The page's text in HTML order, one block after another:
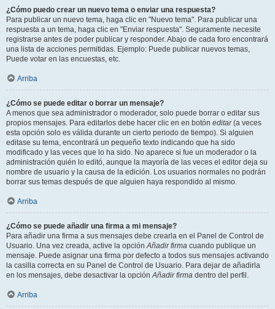
¿Cómo puedo crear un nuevo tema o enviar una respuesta?
Para publicar un nuevo tema, haga clic en "Nuevo tema". Para publicar una
respuesta a un tema, haga clic en "Enviar respuesta". Seguramente necesite
registrarse antes de poder publicar y responder. Abajo de cada foro encontrará
una lista de acciones permitidas. Ejemplo: Puede publicar nuevos temas,
Puede votar en las encuestas, etc.
Arriba
¿Cómo se puede editar o borrar un mensaje?
A menos que sea administrador o moderador, solo puede borrar o editar sus
propios mensajes. Para editarlos debe hacer clic en en botón editar(a veces
esta opción solo es válida durante un cierto periodo de tiempo). Si alguien
editase su tema, encontrará un pequeño texto indicando que ha sido
modificado y las veces que lo ha sido. No aparece si fue un moderador o la
administración quién lo editó, aunque la mayoría de las veces el editor deja su
nombre de usuario y la causa de la edición. Los usuarios normales no podrán
borrar sus temas después de que alguien haya respondido al mismo.
Arriba
¿Cómo se puede añadir una firma a mi mensaje?
Para añadir una firma a sus mensajes debe crearla en el Panel de Control de
Usuario. Una vez creada, active la opciónAñadir firma cuando publique un
mensaje. Puede asignar una firma por defecto a todos sus mensajes activando
la casilla correcta en su Panel de Control de Usuario. Para dejar de añadirla
en los mensajes, debe desactivar la opciónAñadir firma dentro del perfil.
Arriba